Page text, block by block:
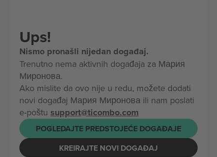
Ups!
Nismo pronašli nijedan događaj.
Trenutno nema aktivnih događaja za Мария
Миронова.
Ako mislite da ovo nije u redu, možete dodati
novi događaj Мария Миронова ili nam poslati
e-poštu support@ticombo.com
POGLEDAJTE PREDSTOJEĆE DOGAĐAJE
KREIRAJTE NOVI DOGAĐAJ